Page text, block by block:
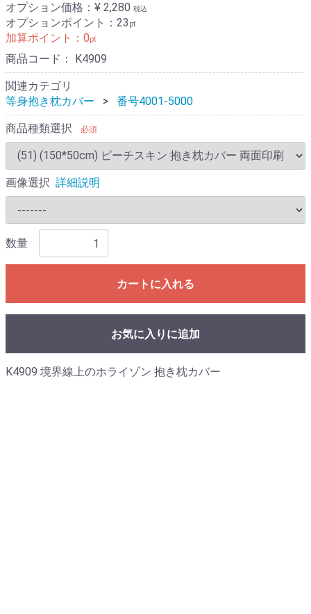
オプション価格：¥ 2,280 税込
オプションポイント： 23 pt
加算ポイント： 0pt
商品コード： K4909
関連カテゴリ
等身抱き枕カバー
番号4001-5000
商品種類選択 必須
画像選択 詳細説明
数量
カートに入れる
お気に入りに追加
K4909 境界線上のホライゾン 抱き枕カバー